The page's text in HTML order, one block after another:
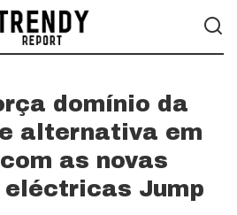
domínio da
alternativa em
as novas
Jump